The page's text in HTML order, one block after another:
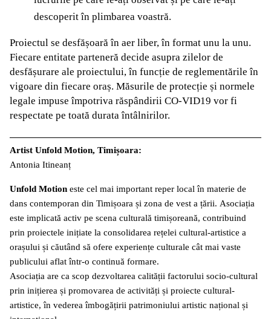
descoperit în plimbarea voastră.
Proiectul se desfășoară în aer liber, în format unu la unu.
Fiecare entitate parteneră decide asupra zilelor de
desfășurare ale proiectului, în funcție de reglementările în
vigoare din fiecare oraș. Măsurile de protecție și normele
legale impuse împotriva răspândirii CO-VID19 vor fi
respectate pe toată durata întâlnirilor.
Artist Unfold Motion, Timișoara:
Antonia Itineanț
Unfold Motion este cel mai important reper local în materie de
dans contemporan din Timișoara și zona de vest a țării. Asociația
este implicată activ pe scena culturală timișoreană, contribuind
prin proiectele inițiate la consolidarea rețelei cultural-artistice a
orașului și căutând să ofere experiențe culturale cât mai vaste
publicului aflat într-o continuă formare.
Asociația are ca scop dezvoltarea calității factorului socio-cultural
prin inițierea și promovarea de activități și proiecte cultural-
artistice, în vederea îmbogățirii patrimoniului artistic național și